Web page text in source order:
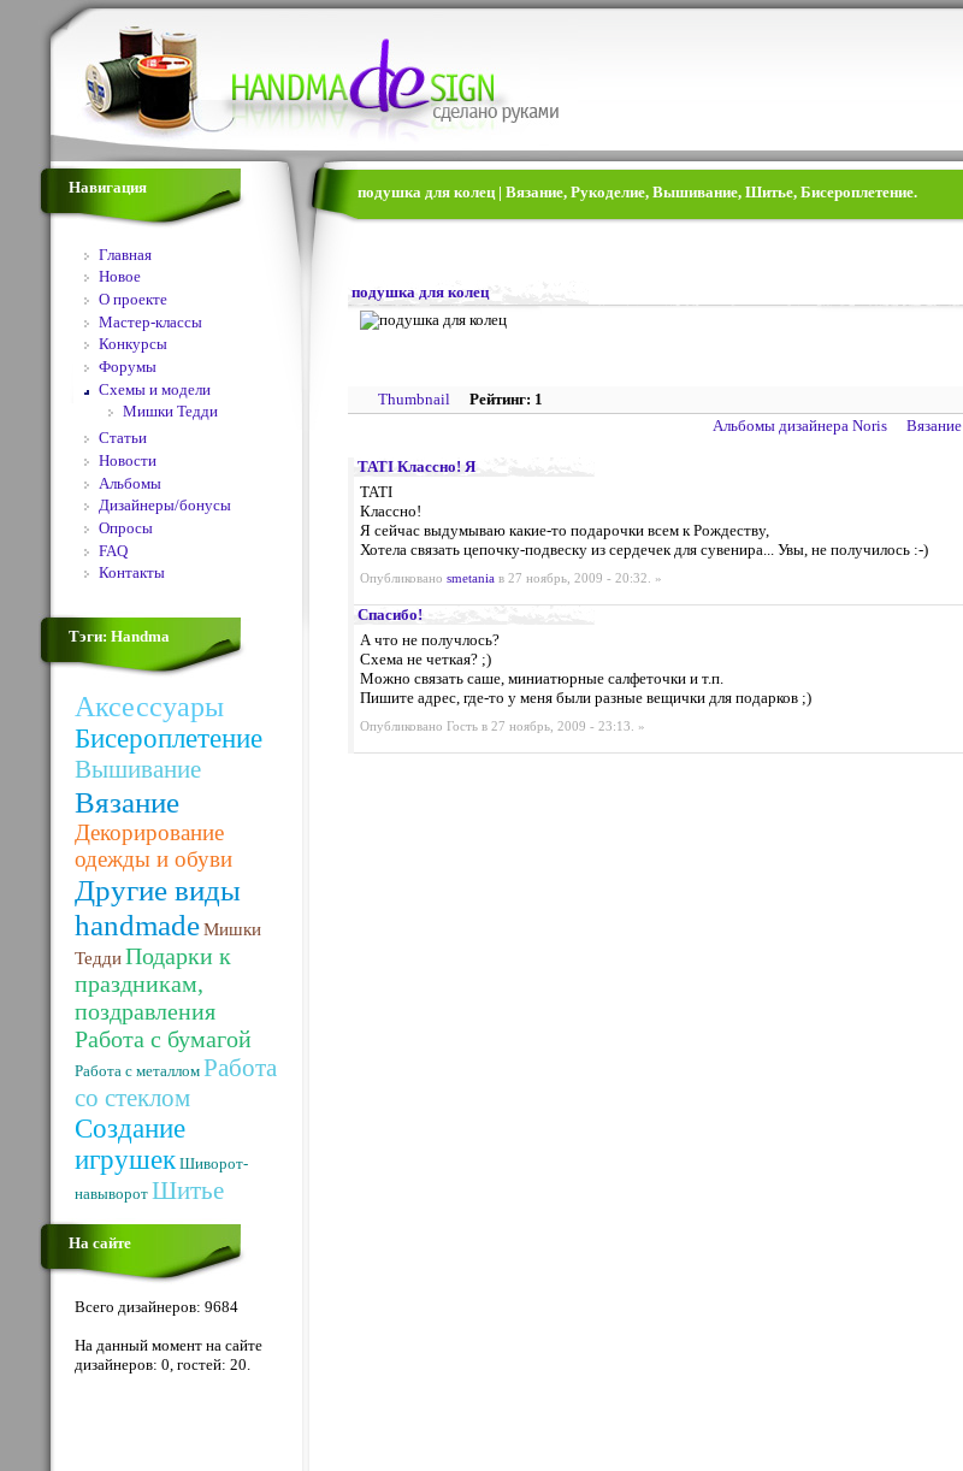
Навигация
Главная
Новое
О проекте
Мастер-классы
Конкурсы
Форумы
Схемы и модели
Мишки Тедди
Статьи
Новости
Альбомы
Дизайнеры/бонусы
Опросы
FAQ
Контакты
Тэги: Handma
Аксессуары
Бисероплетение
Вышивание
Вязание
Декорирование
одежды и обуви
Другие виды
handmadeМишки
ТеддиПодарки к
праздникам,
поздравления
Работа с бумагой
Работа с металлом Работа
со стеклом
Создание
игрушек Шиворот-
навыворот Шитье
На сайте
Всего дизайнеров: 9684
На данный момент на сайте
дизайнеров: 0, гостей: 20.
подушка для колец | Вязание, Рукоделие, Вышивание, Шитье, Бисероплетение.
подушка для колец
Thumbnail
Рейтинг: 1
Альбомы дизайнера Noris
Вязание
TATI Классно! Я
TATI
Классно!
Я сейчас выдумываю какие-то подарочки всем к Рождеству,
Хотела связать цепочку-подвеску из сердечек для сувенира... Увы, не получилось :-)
Опубликовано smetania в 27 ноябрь, 2009 - 20:32. »
Спасибо!
А что не получлось?
Схема не четкая? ;)
Можно связать саше, миниатюрные салфеточки и т.п.
Пишите адрес, где-то у меня были разные вещички для подарков ;)
Опубликовано Гость в 27 ноябрь, 2009 - 23:13. »